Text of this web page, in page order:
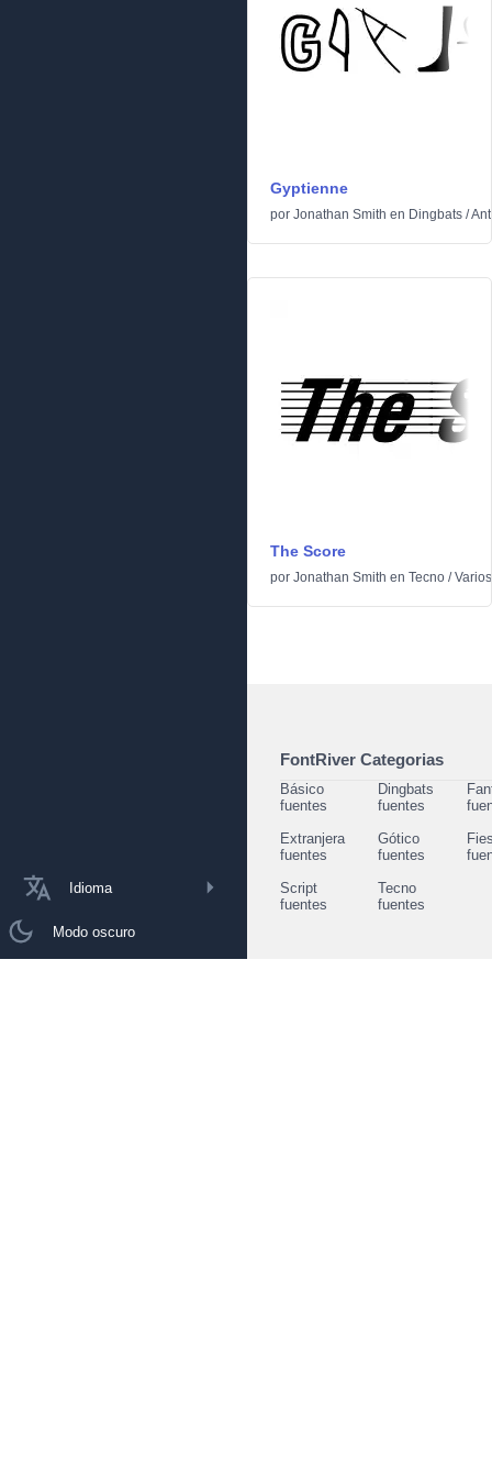
Idioma
Modo oscuro
Gyptienne
por Jonathan Smith en Dingbats /
The Score
por Jonathan Smith en Tecno /Varios
FontRiver Categorias
Básico
fuentes
Dingbats
fuentes
Extranjera
fuentes
Gótico
fuentes
Script
fuentes
Tecno
fuentes